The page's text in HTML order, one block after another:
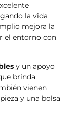
la vida
mejora la
el entorno con
y un apoyo
brinda
vienen
y una bolsa